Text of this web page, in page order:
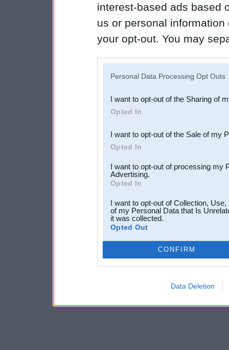
interest-based ads based
us or personal
your opt-out. You may
Downstream Participants
third parties.
Personal Data Processing Opt Outs
I want to opt-out of the Sharing of
Opted In
I want to opt-out of the Sale of my
Opted In
I want to opt-out of processing my
Advertising.
Opted In
I want to opt-out of Collection,
of my Personal Data that Is
it was collected.
Opted Out
CONFIRM
Data Deletion